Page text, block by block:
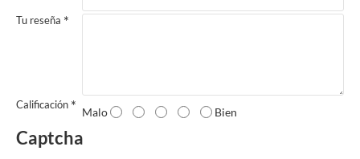
Tu reseña
Calificación
Malo Bien
Captcha